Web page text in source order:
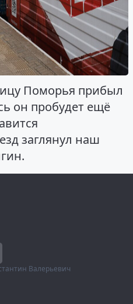
Поморья прибыл
он пробудет ещё
заглянул наш
Валерьевич